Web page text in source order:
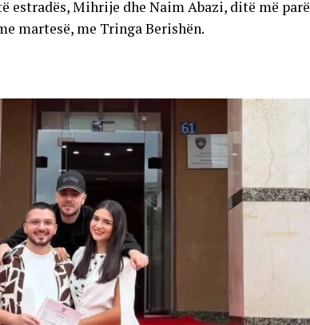
Mihrije dhe Naim Abazi, ditë më parë
martesë, me Tringa Berishën.